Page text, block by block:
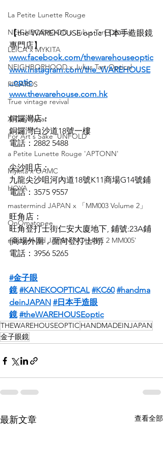
La Petite Lunette Rouge
NEIGHBORHOOD x Julius Tart Optical
LEICA x MYKITA
NEIGHBORHOOD x Julius Tart Optical
RIGARDS
True vintage revival
XIT eyewear
For Art's Sake 'UNFOLD'
a Petite Lunette Rouge 'APTONN'
Mykita x OAMC
HOYA
mastermind JAPAN x 「MM003 Volume 2」
OnOmatopee
mastermind JAPAN 'VOLUME 2 MM005'
【the WAREHOUSE optic 日本手造眼鏡
專門店】
www.facebook.com/thewarehouseoptic
www.instagram.com/the_WAREHOUSE
_optic
www.thewarehouse.com.hk
銅鑼灣店：
銅鑼灣白沙道18號一樓
電話：2882 5488
尖沙咀店：
九龍尖沙咀河內道18號K11商場G14號鋪
電話：3575 9557
旺角店：
旺角登打士街仁安大廈地下, 鋪號:23A鋪
(商場外圍，面向登打士街)
電話：3956 5265
#金子眼
鏡 #KANEKOOPTICAL #KC60 #handma
deinJAPAN #日本手造眼
鏡 #theWAREHOUSEoptic
THEWAREHOUSEOPTICHANDMADEINJAPAN
金子眼鏡
最新文章 查看全部